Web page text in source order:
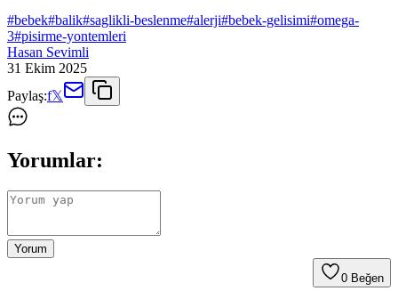
#bebek#balik#saglikli-beslenme#alerji#bebek-gelisimi#omega-
3#pisirme-yontemleri
Hasan Sevimli
31 Ekim 2025
Paylaş:f𝕏
Yorumlar:
Yorum
0 Beğen